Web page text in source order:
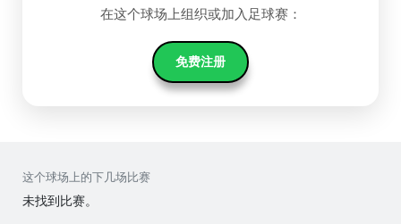
在这个球场上组织或加入足球赛：
免费注册
这个球场上的下几场比赛
未找到比赛。